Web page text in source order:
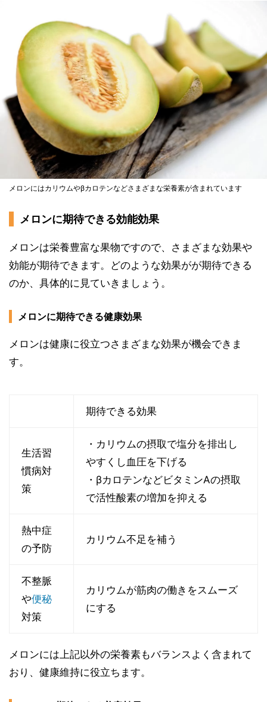
メロンにはカリウムやβカロテンなどさまざまな栄養素が含まれています
メロンに期待できる効能効果
メロンは栄養豊富な果物ですので、さまざまな効果や
効能が期待できます。どのような効果がが期待できる
のか、具体的に見ていきましょう。
メロンに期待できる健康効果
メロンは健康に役立つさまざまな効果が機会できま
す。
期待できる効果
生活習
慣病対
策
・カリウムの摂取で塩分を排出し
やすくし血圧を下げる
・βカロテンなどビタミンAの摂取
で活性酸素の増加を抑える
熱中症
の予防
カリウム不足を補う
不整脈
や便秘
対策
カリウムが筋肉の働きをスムーズ
にする
メロンには上記以外の栄養素もバランスよく含まれて
おり、健康維持に役立ちます。